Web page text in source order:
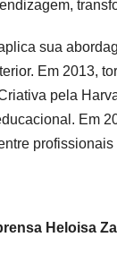
sua
Em 2013,
pela
Em
Heloisa